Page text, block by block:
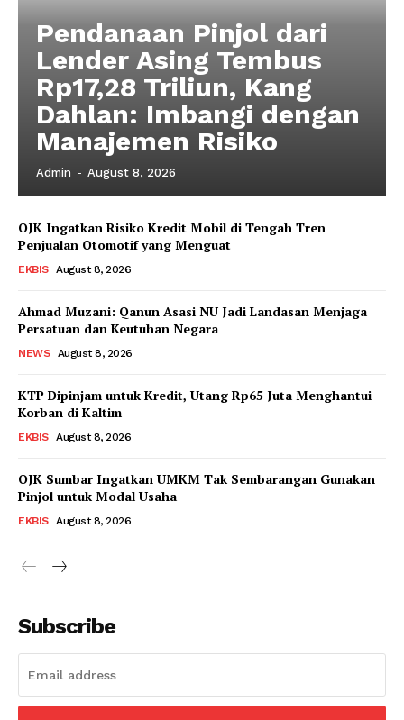
News Week
Magazine PRO
SUBSCRIBE NOW
About
Pendanaan Pinjol dari
Lender Asing Tembus
Rp17,28 Triliun, Kang
Dahlan: Imbangi dengan
Manajemen Risiko
Admin - August 8, 2026
OJK Ingatkan Risiko Kredit Mobil di Tengah Tren
Penjualan Otomotif yang Menguat
EKBIS August 8, 2026
Ahmad Muzani: Qanun Asasi NU Jadi Landasan Menjaga
Persatuan dan Keutuhan Negara
NEWS August 8, 2026
KTP Dipinjam untuk Kredit, Utang Rp65 Juta Menghantui
Korban di Kaltim
EKBIS August 8, 2026
OJK Sumbar Ingatkan UMKM Tak Sembarangan Gunakan
Pinjol untuk Modal Usaha
EKBIS August 8, 2026
Subscribe